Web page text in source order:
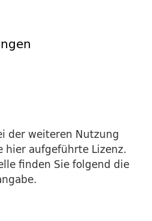
der weiteren Nutzung
hier aufgeführte Lizenz.
finden Sie folgend die